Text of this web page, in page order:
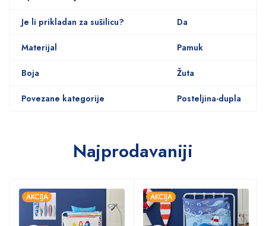
Je li prikladan za sušilicu? Da
Materijal Pamuk
Boja Žuta
Povezane kategorije Posteljina-dupla
Najprodavaniji
AKCIJA AKCIJA